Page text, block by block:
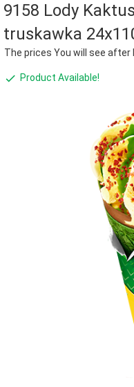
9158 Lody
truskawka
The prices You will see after
Product Available!